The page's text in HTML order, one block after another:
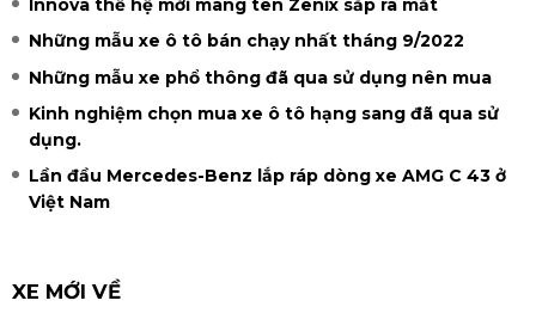
Innova thế hệ mới mang tên Zenix sắp ra mắt
Những mẫu xe ô tô bán chạy nhất tháng 9/2022
Những mẫu xe phổ thông đã qua sử dụng nên mua
Kinh nghiệm chọn mua xe ô tô hạng sang đã qua sử
dụng.
Lần đầu Mercedes-Benz lắp ráp dòng xe AMG C 43 ở
Việt Nam
XE MỚI VỀ